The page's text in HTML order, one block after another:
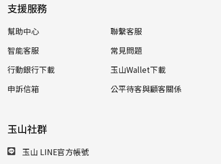
支援服務
幫助中心
聯繫客服
智能客服
常見問題
行動銀行下載
玉山Wallet下載
申訴信箱
公平待客與顧客關係
玉山社群
玉山 LINE官方帳號